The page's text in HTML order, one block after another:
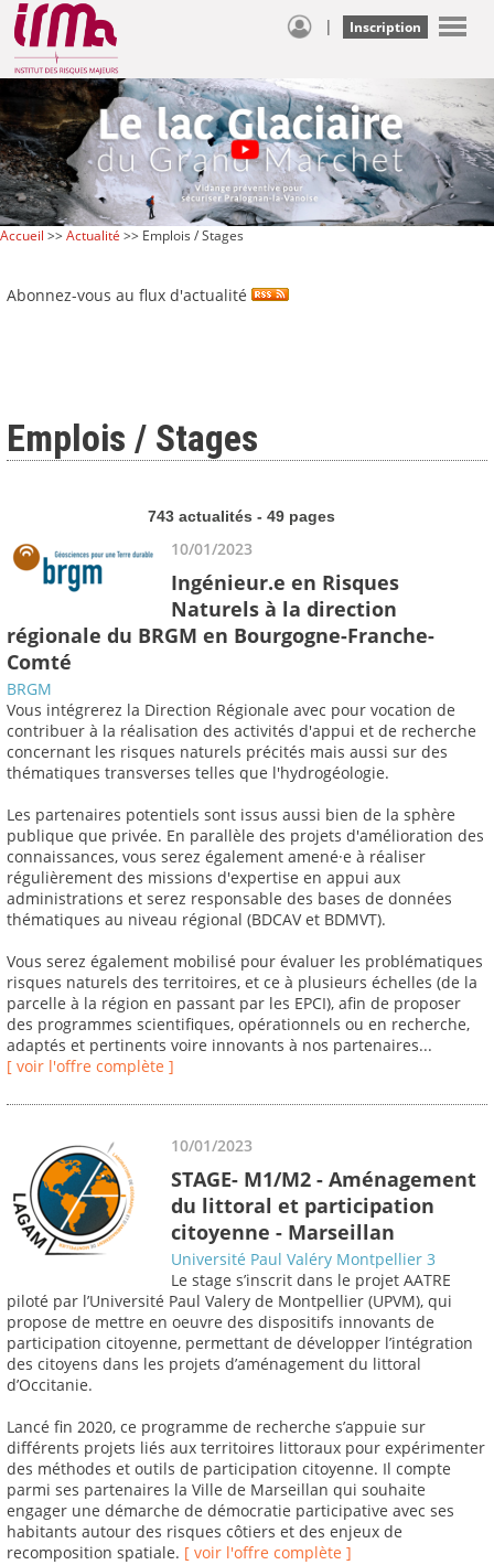
| Inscription
Accueil >>Actualité >> Emplois / Stages
Abonnez-vous au flux d'actualité
Emplois / Stages
743 actualités - 49 pages
10/01/2023
Ingénieur.e en Risques
Naturels à la direction
régionale du BRGM en Bourgogne-Franche-
Comté
BRGM
Vous intégrerez la Direction Régionale avec pour vocation de
contribuer à la réalisation des activités d'appui et de recherche
concernant les risques naturels précités mais aussi sur des
thématiques transverses telles que l'hydrogéologie.
Les partenaires potentiels sont issus aussi bien de la sphère
publique que privée. En parallèle des projets d'amélioration des
connaissances, vous serez également amené·e à réaliser
régulièrement des missions d'expertise en appui aux
administrations et serez responsable des bases de données
thématiques au niveau régional (BDCAV et BDMVT).
Vous serez également mobilisé pour évaluer les problématiques
risques naturels des territoires, et ce à plusieurs échelles (de la
parcelle à la région en passant par les EPCI), afin de proposer
des programmes scientifiques, opérationnels ou en recherche,
adaptés et pertinents voire innovants à nos partenaires...
[ voir l'offre complète ]
10/01/2023
STAGE- M1/M2 - Aménagement
du littoral et participation
citoyenne - Marseillan
Université Paul Valéry Montpellier 3
Le stage s’inscrit dans le projet AATRE
piloté par l’Université Paul Valery de Montpellier (UPVM), qui
propose de mettre en oeuvre des dispositifs innovants de
participation citoyenne, permettant de développer l’intégration
des citoyens dans les projets d’aménagement du littoral
d’Occitanie.
Lancé fin 2020, ce programme de recherche s’appuie sur
différents projets liés aux territoires littoraux pour expérimenter
des méthodes et outils de participation citoyenne. Il compte
parmi ses partenaires la Ville de Marseillan qui souhaite
engager une démarche de démocratie participative avec ses
habitants autour des risques côtiers et des enjeux de
recomposition spatiale. [ voir l'offre complète ]